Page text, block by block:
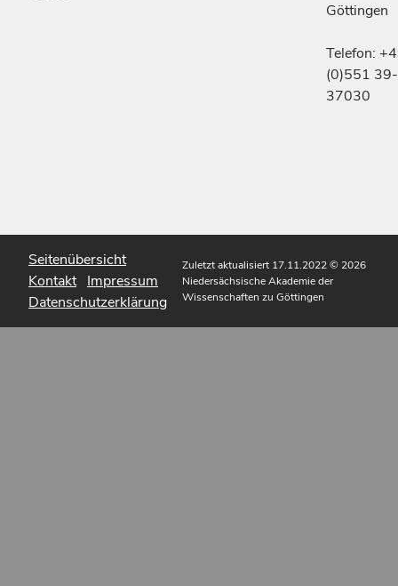
Göttingen
Telefon:
(0)551 39-
37030
Seitenübersicht
Kontakt Impressum
Datenschutzerklärung
Zuletzt aktualisiert 17.11.2022© 2026
Niedersächsische Akademie der
Wissenschaften zu Göttingen